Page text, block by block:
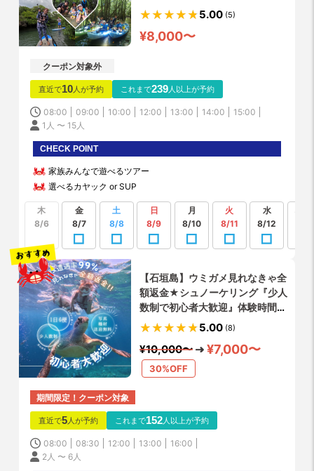
ドを遊ぶスペシャルツアー★送
5.00 (5)
¥8,000〜
クーポン対象外
直近で10人が予約 これまで239人以上が予約
08:00 09:00 10:00 12:00 13:00 14:00
15:00
1人 〜 15人
CHECK POINT
家族みんなで遊べるツアー
選べるカヤック or SUP
木
8/6
金
8/7
土
8/8
日
8/9
月
8/10
火
8/11
水
8/12
【石垣島】ウミガメ見れなきゃ全
額返金★シュノーケリング『少人
数制で初心者大歓迎』体験時間
1.5時間(写真データ・機材・送迎
5.00 (8)
¥10,000〜 ¥7,000〜
30%OFF
期間限定！クーポン対象
直近で5人が予約 これまで152人以上が予約
08:00 08:30 12:00 13:00
16:00
2人 〜 6人